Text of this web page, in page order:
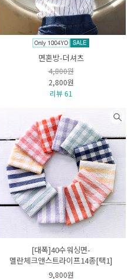
면혼방-더셔츠
4,800원
2,800원
리뷰 61
[대폭]40수워싱면-
멜란체크앤스트라이프14종[택1]
9,800원